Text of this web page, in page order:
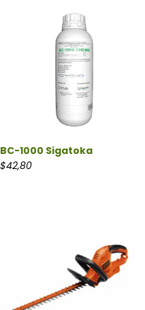
BC-1000 Sigatoka
$42,80